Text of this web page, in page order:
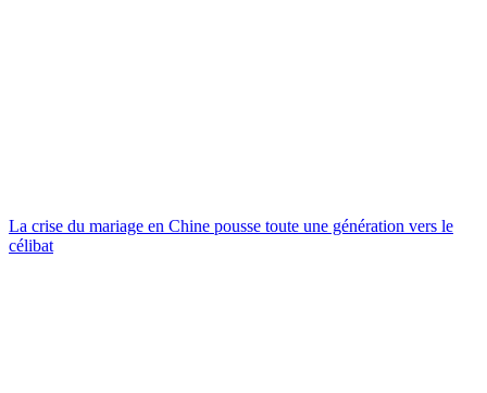
La crise du mariage en Chine pousse toute une génération vers le
célibat